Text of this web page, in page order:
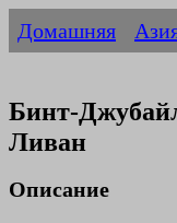
Домашняя
Бинт-
Ливан
Описание